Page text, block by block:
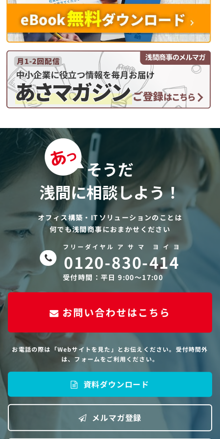
そうだ
浅間に相談しよう！
オフィス構築・ITソリューションのことは
何でも浅間商事におまかせください
フリーダイヤル ア サ マ ヨ イ ヨ
0120-830-414
受付時間：平日 9:00〜17:00
お問い合わせはこちら
お電話の際は「Webサイトを見た」とお伝えください。受付時間外
は、フォームをご利用ください。
資料ダウンロード
メルマガ登録